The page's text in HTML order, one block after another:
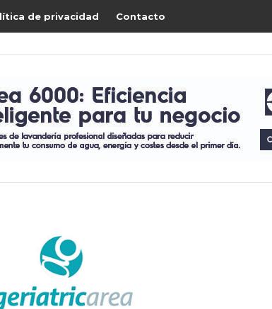
de privacidad Contacto